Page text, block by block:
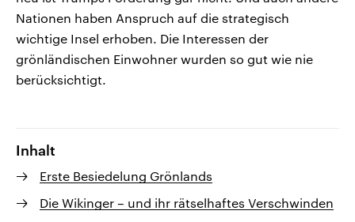
Nationen haben Anspruch auf die strategisch
wichtige Insel erhoben. Die Interessen der
grönländischen Einwohner wurden so gut wie nie
berücksichtigt.
Inhalt
Erste Besiedelung Grönlands
Die Wikinger – und ihr rätselhaftes Verschwinden